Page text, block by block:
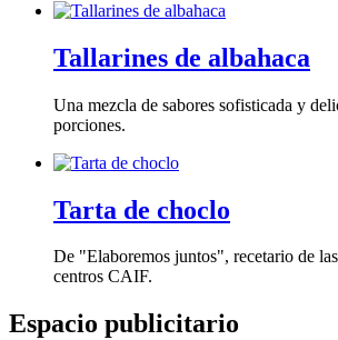
Tallarines de albahaca
Una mezcla de sabores sofisticada y
porciones.
Tarta de choclo
De "Elaboremos juntos", recetario de
centros CAIF.
Espacio publicitario